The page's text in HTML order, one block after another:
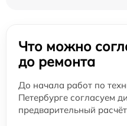
Что можно
до ремонта
До начала работ по
Петербурге согласуем
предварительный